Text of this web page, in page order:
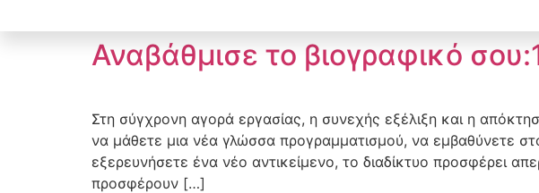
Αναβάθμισε το βιογραφικό
Στη σύγχρονη αγορά εργασίας, η συνεχής εξέλιξη και η
να μάθετε μια νέα γλώσσα προγραμματισμού, να εμβαθύνετε
εξερευνήσετε ένα νέο αντικείμενο, το διαδίκτυο προσφέρει
προσφέρουν […]